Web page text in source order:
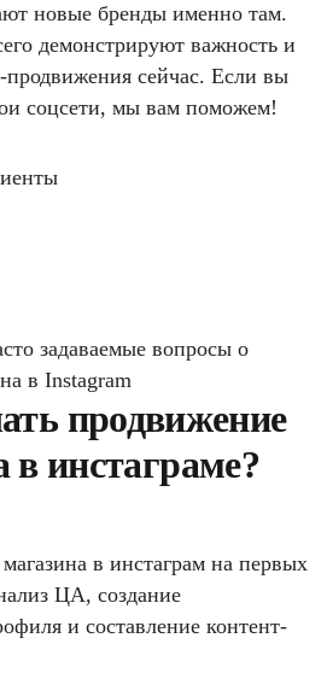
новые бренды именно там.
демонстрируют важность и
продвижения сейчас. Если вы
соцсети, мы вам поможем!
задаваемые вопросы о
в Instagram
продвижение
в инстаграме?
в инстаграм на первых
ЦА, создание
и составление контент-